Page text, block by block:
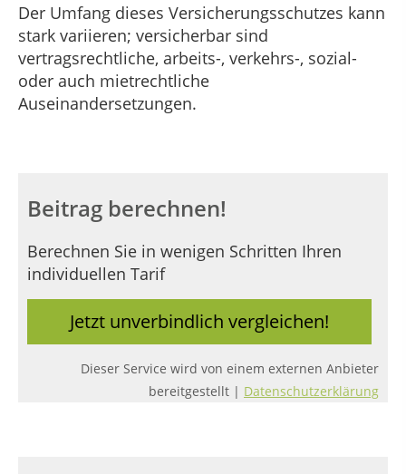
Der Umfang dieses Versicherungsschutzes kann
stark variieren; versicherbar sind
vertragsrechtliche, arbeits-, verkehrs-, sozial-
oder auch mietrechtliche
Auseinandersetzungen.
Beitrag berechnen!
Berechnen Sie in wenigen Schritten Ihren
individuellen Tarif
Jetzt unverbindlich vergleichen!
Dieser Service wird von einem externen Anbieter
bereitgestellt | Datenschutzerklärung